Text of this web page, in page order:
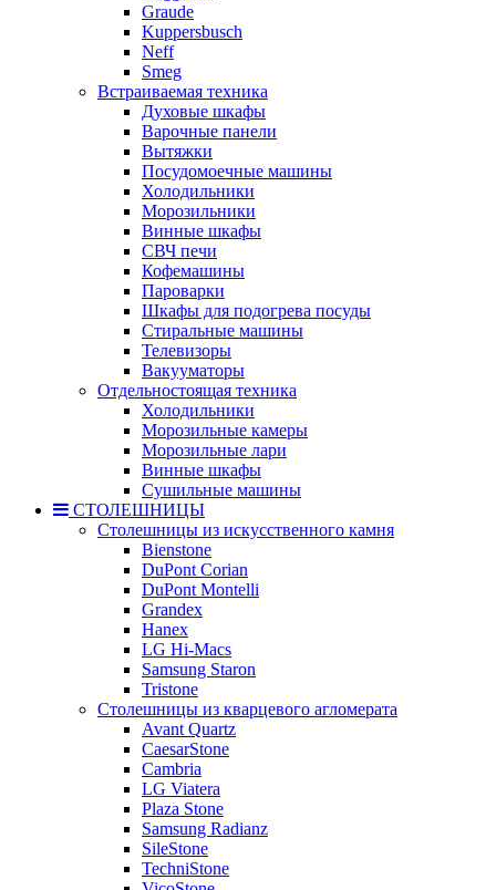
Graude
Kuppersbusch
Neff
Smeg
Встраиваемая техника
Духовые шкафы
Варочные панели
Вытяжки
Посудомоечные машины
Холодильники
Морозильники
Винные шкафы
СВЧ печи
Кофемашины
Пароварки
Шкафы для подогрева посуды
Стиральные машины
Телевизоры
Вакууматоры
Отдельностоящая техника
Холодильники
Морозильные камеры
Морозильные лари
Винные шкафы
Сушильные машины
СТОЛЕШНИЦЫ
Столешницы из искусственного камня
Bienstone
DuPont Corian
DuPont Montelli
Grandex
Hanex
LG Hi-Macs
Samsung Staron
Tristone
Столешницы из кварцевого агломерата
Avant Quartz
CaesarStone
Cambria
LG Viatera
Plaza Stone
Samsung Radianz
SileStone
TechniStone